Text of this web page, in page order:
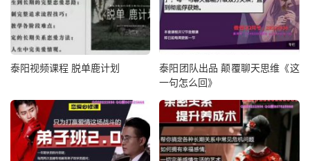
泰阳视频课程 脱单鹿计划
泰阳团队出品 颠覆聊天思维《这
一句怎么回》